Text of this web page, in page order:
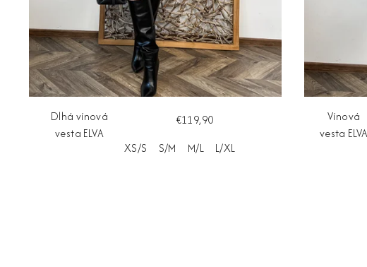
Dlhá vínová
vesta ELVA
€119,90
XS/S
S/M M/L L/XL
Vínová
vesta ELVA